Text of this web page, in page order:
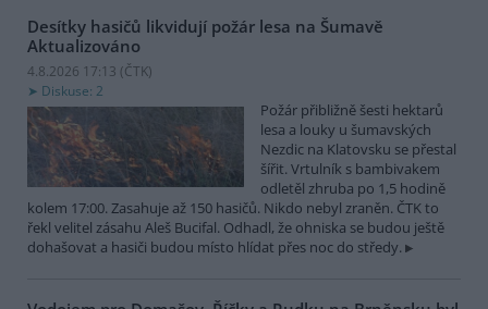
Desítky hasičů likvidují požár lesa na Šumavě
Aktualizováno
4.8.2026 17:13 (ČTK)
Diskuse: 2
Požár přibližně šesti hektarů
lesa a louky u šumavských
Nezdic na Klatovsku se přestal
šířit. Vrtulník s bambivakem
odletěl zhruba po 1,5 hodině
kolem 17:00. Zasahuje až 150 hasičů. Nikdo nebyl zraněn. ČTK to
řekl velitel zásahu Aleš Bucifal. Odhadl, že ohniska se budou ještě
dohašovat a hasiči budou místo hlídat přes noc do středy.